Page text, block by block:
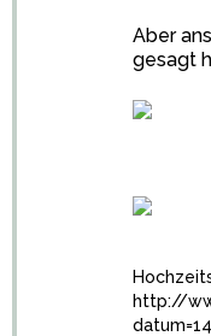
Aber
gesagt
http://